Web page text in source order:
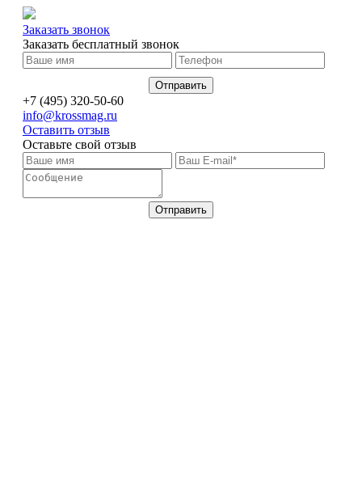
Заказать звонок
Заказать бесплатный звонок
+7 (495) 320-50-60
info@krossmag.ru
Оставить отзыв
Оставьте свой отзыв